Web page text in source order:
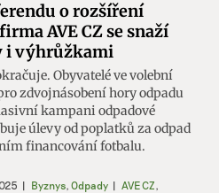
o rozšíření
AVE CZ se snaží
i výhrůžkami
Obyvatelé ve volební
zdvojnásobení hory odpadu
kampani odpadové
úlevy od poplatků za odpad
financování fotbalu.
| Byznys, Odpady | AVE CZ,